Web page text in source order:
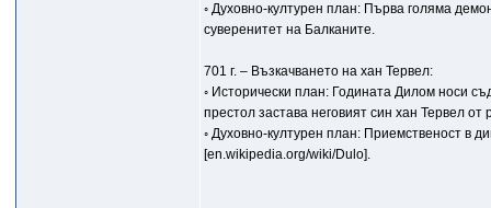
◦ Духовно-културен план: Първа голяма
суверенитет на Балканите.
701 г. – Възкачването на хан Тервел:
◦ Исторически план: Годината Дилом носи
престол застава неговият син хан Тервел
◦ Духовно-културен план: Приемственост в
[en.wikipedia.org/wiki/Dulo].